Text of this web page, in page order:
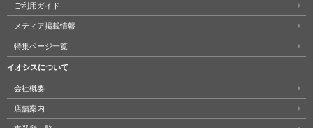
ご利用ガイド
メディア掲載情報
特集ページ一覧
イオシスについて
会社概要
店舗案内